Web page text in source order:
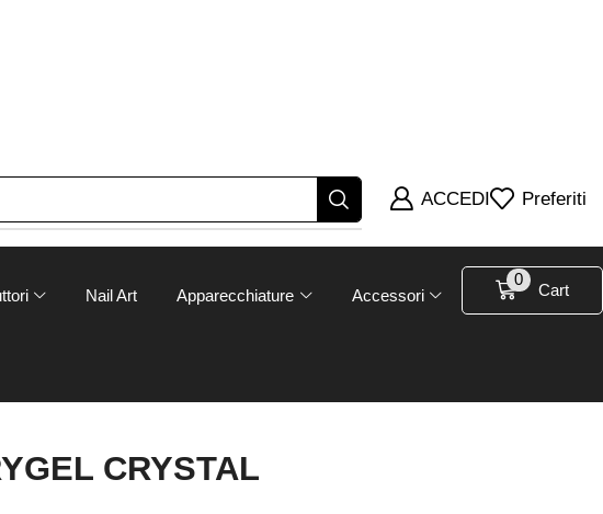
ACCEDI Preferiti
Nail Art Apparecchiature Accessori
0
Cart
CRYSTAL